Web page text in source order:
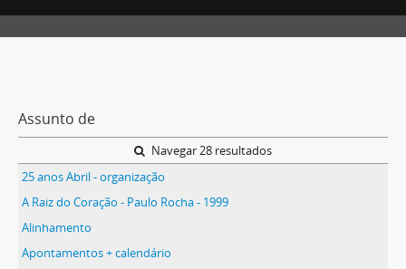
Assunto de
Navegar 28 resultados
25 anos Abril - organização
A Raiz do Coração - Paulo Rocha - 1999
Alinhamento
Apontamentos + calendário